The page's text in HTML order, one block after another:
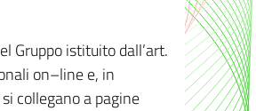
Gruppo istituito dall’art.
on–line e, in
collegano a pagine